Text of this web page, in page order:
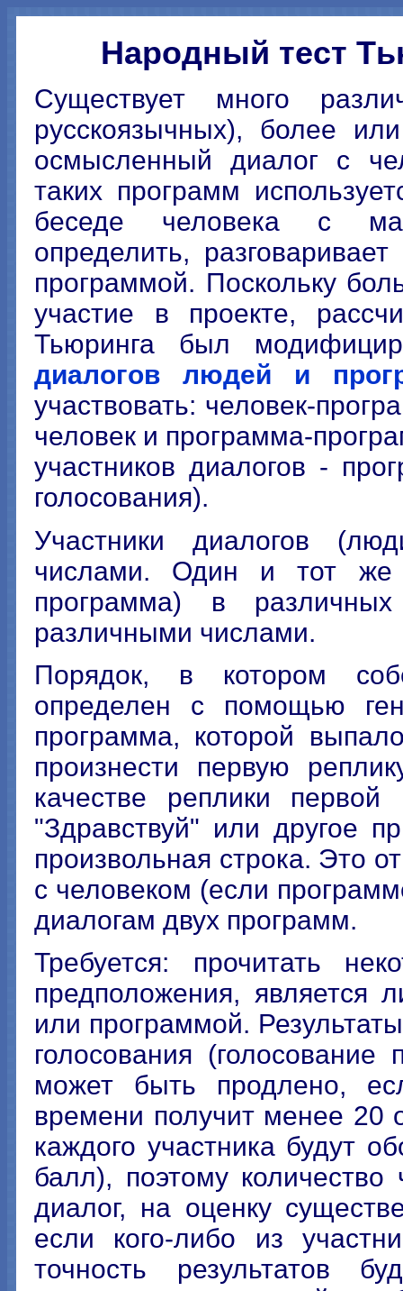
Народный тест
Существует много
русскоязычных), более
осмысленный диалог с
таких программ
беседе человека с
определить,
программой. Поскольку
участие в проекте,
Тьюринга был
диалогов людей и
участвовать: человек-
человек и программа-
участников диалогов -
голосования).
Участники диалогов
числами. Один и тот же
программа) в
различными числами.
Порядок, в котором
определен с помощью
программа, которой
произнести первую
качестве реплики
"Здравствуй" или другое
произвольная строка. Это
с человеком (если
диалогам двух программ.
Требуется: прочитать
предположения, является
или программой.
голосования
может быть продлено,
времени получит менее 20
каждого участника будут
балл), поэтому
диалог, на оценку
если кого-либо из
точность результатов